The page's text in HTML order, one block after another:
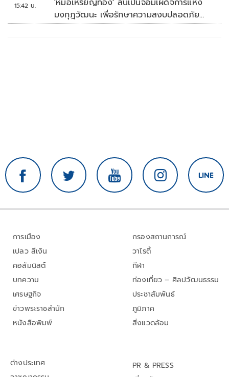
15:42 น.
มงกุฎวัฒนะ เพื่อรักษาความสงบปลอดภัย
ภายในรพ.
การเมือง
เปลว สีเงิน
คอลัมนิสต์
บทความ
เศรษฐกิจ
ข่าวพระราชสำนัก
หนังสือพิมพ์
กรองสถานการณ์
วาไรตี้
กีฬา
ท่องเที่ยว – ศิลปวัฒนธรรม
ประชาสัมพันธ์
ภูมิภาค
สิ่งแวดล้อม
ต่างประเทศ
PR & PRESS